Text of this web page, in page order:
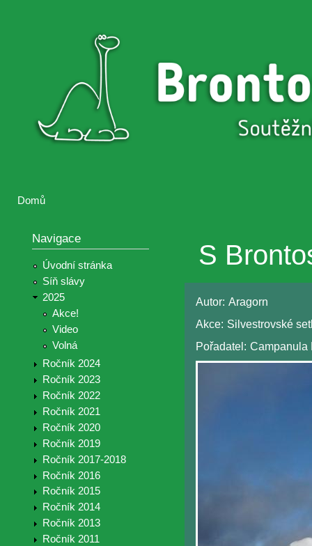
Brontosaurus
Brontosaurus
Domů
Navigace
Úvodní stránka
Síň slávy
2025
Akce!
Video
Volná
Ročník 2024
Ročník 2023
Ročník 2022
Ročník 2021
Ročník 2020
Ročník 2019
Ročník 2017-2018
Ročník 2016
Ročník 2015
Ročník 2014
Ročník 2013
Ročník 2011
S
Autor: Aragorn
Akce: Silvestrovské
Pořadatel: Campanula